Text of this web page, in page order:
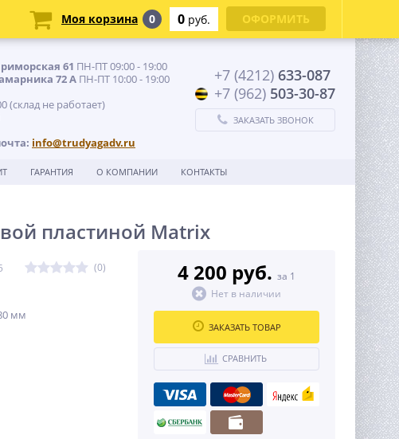
61 ПН-ПТ 09:00 - 19:00
72 А ПН-ПТ 10:00 - 19:00
не работает)
info@trudyagadv.ru
+7 (4212) 633-087
+7 (962) 503-30-87
ЗАКАЗАТЬ ЗВОНОК
ГАРАНТИЯ О КОМПАНИИ КОНТАКТЫ
пластиной Matrix
(0)
мм
4 200 руб. за 1
Нет в наличии
ЗАКАЗАТЬ ТОВАР
СРАВНИТЬ
Моя корзина 0 0 руб. ОФОРМИТЬ